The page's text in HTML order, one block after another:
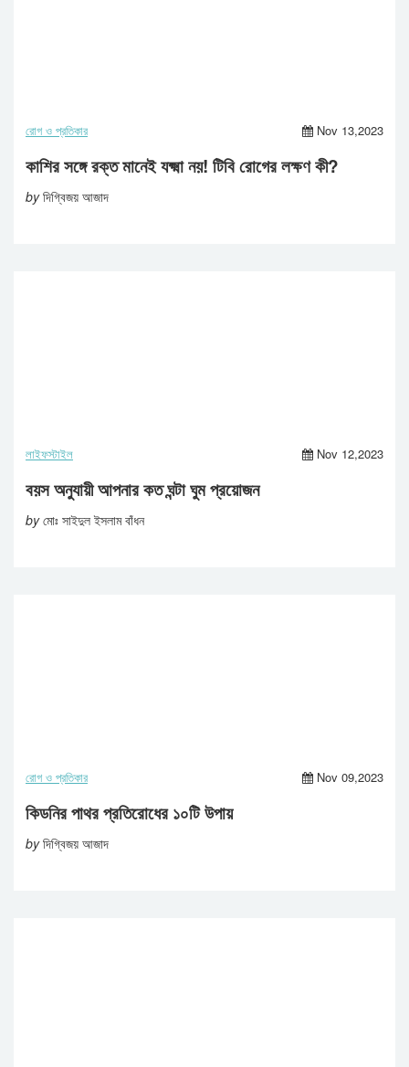
রোগ ও প্রতিকার Nov 13,2023
কাশির সঙ্গে রক্ত মানেই যক্ষ্মা নয়! টিবি রোগের লক্ষণ কী?
byদিগ্বিজয় আজাদ
লাইফস্টাইল Nov 12,2023
বয়স অনুযায়ী আপনার কত ঘন্টা ঘুম প্রয়োজন
byমোঃ সাইদুল ইসলাম বাঁধন
রোগ ও প্রতিকার Nov 09,2023
কিডনির পাথর প্রতিরোধের ১০টি উপায়
byদিগ্বিজয় আজাদ